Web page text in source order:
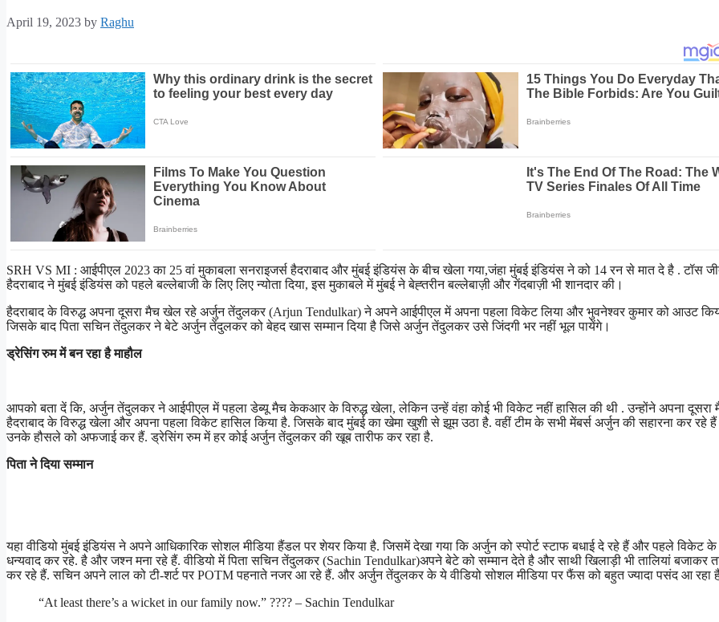
April 19, 2023 by Raghu
SRH VS MI : आईपीएल 2023 का 25 वां मुकाबला सनराइजर्स हैदराबाद और मुंबई इंडियंस के बीच खेला गया,जंहा मुंबई इंडियंस ने को 14 रन से मात दे है . टॉस
हैदराबाद ने मुंबई इंडियंस को पहले बल्लेबाजी के लिए लिए न्योता दिया, इस मुकाबले में मुंबई ने बेह्तरीन बल्लेबाज़ी और गेंदबाज़ी भी शानदार की।
हैदराबाद के विरुद्ध अपना दूसरा मैच खेल रहे अर्जुन तेंदुलकर (Arjun Tendulkar) ने अपने आईपीएल में अपना पहला विकेट लिया और भुवनेश्वर कुमार को आउट
जिसके बाद पिता सचिन तेंदुलकर ने बेटे अर्जुन तेंदुलकर को बेहद खास सम्मान दिया है जिसे अर्जुन तेंदुलकर उसे जिंदगी भर नहीं भूल पायेंगे।
ड्रेसिंग रुम में बन रहा है माहौल
आपको बता दें कि, अर्जुन तेंदुलकर ने आईपीएल में पहला डेब्यू मैच केकआर के विरुद्ध खेला, लेकिन उन्हें वंहा कोई भी विकेट नहीं हासिल की थी . उन्होंने अपना दूसरा
हैदराबाद के विरुद्ध खेला और अपना पहला विकेट हासिल किया है. जिसके बाद मुंबई का खेमा खुशी से झूम उठा है. वहीं टीम के सभी मेंबर्स अर्जुन की सहारना कर रहे
उनके हौसले को अफजाई कर हैं. ड्रेसिंग रुम में हर कोई अर्जुन तेंदुलकर की खूब तारीफ कर रहा है.
पिता ने दिया सम्मान
यहा वीडियो मुंबई इंडियंस ने अपने आधिकारिक सोशल मीडिया हैंडल पर शेयर किया है. जिसमें देखा गया कि अर्जुन को स्पोर्ट स्टाफ बधाई दे रहे हैं और पहले विकेट के
धन्यवाद कर रहे. है और जश्न मना रहे हैं. वीडियो में पिता सचिन तेंदुलकर (Sachin Tendulkar)अपने बेटे को सम्मान देते है और साथी खिलाड़ी भी तालियां बजाकर
कर रहे हैं. सचिन अपने लाल को टी-शर्ट पर POTM पहनाते नजर आ रहे हैं. और अर्जुन तेंदुलकर के ये वीडियो सोशल मीडिया पर फैंस को बहुत ज्यादा पसंद आ रहा
“At least there’s a wicket in our family now.” ???? – Sachin Tendulkar